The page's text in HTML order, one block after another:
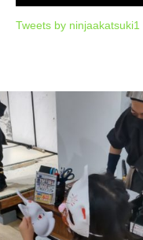
Tweets by ninjaakatsuki1